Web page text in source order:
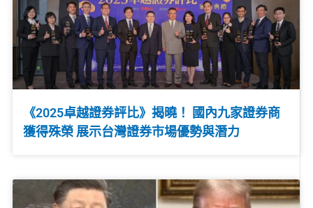
《2025卓越證券評比》揭曉！ 國內九家證券商
獲得殊榮 展示台灣證券市場優勢與潛力